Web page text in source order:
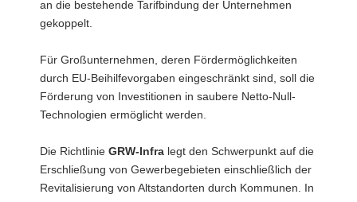
an die bestehende Tarifbindung der Unternehmen
gekoppelt.
Für Großunternehmen, deren Fördermöglichkeiten
durch EU-Beihilfevorgaben eingeschränkt sind, soll die
Förderung von Investitionen in saubere Netto-Null-
Technologien ermöglicht werden.
Die Richtlinie GRW-Infra legt den Schwerpunkt auf die
Erschließung von Gewerbegebieten einschließlich der
Revitalisierung von Altstandorten durch Kommunen. In